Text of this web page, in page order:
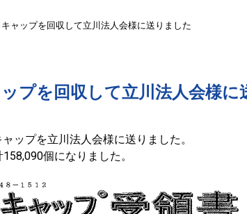
ャップを回収して立川法人会様に送りました
プを回収して立川法人会様に
ップを立川法人会様に送りました。
個になりました。